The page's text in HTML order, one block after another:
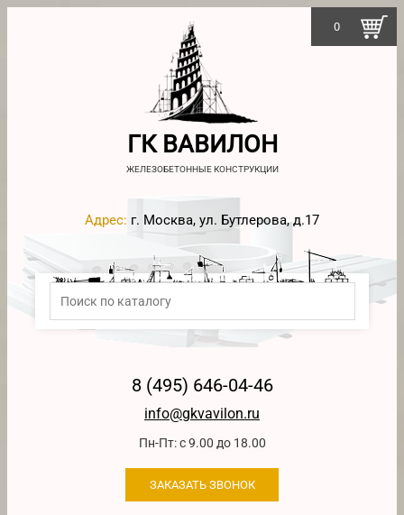
ГК ВАВИЛОН
ЖЕЛЕЗОБЕТОННЫЕ КОНСТРУКЦИИ
Адрес: г. Москва, ул. Бутлерова, д.17
8 (495) 646-04-46
info@gkvavilon.ru
Пн-Пт: с 9.00 до 18.00
ЗАКАЗАТЬ ЗВОНОК
0